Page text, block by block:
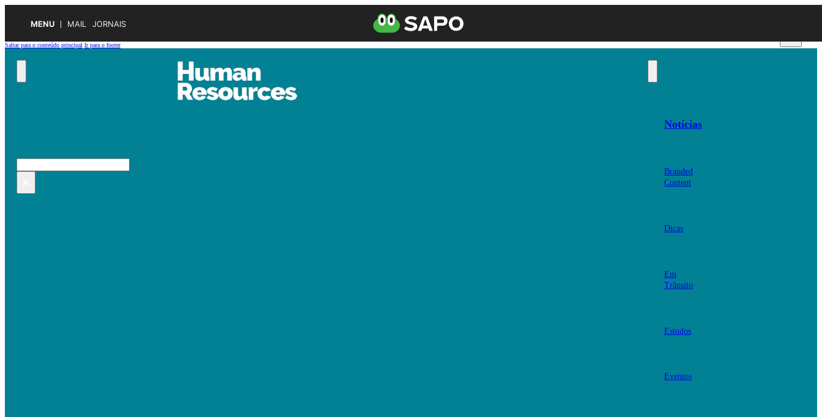
MENU MAIL JORNAIS
Saltar para o conteúdo principal Ir para o footer
Pesquisar
Notícias
Branded
Content
Dicas
Em
Trânsito
Estudos
Eventos